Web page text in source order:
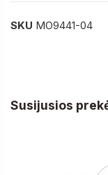
SKU MO9441-04
Susijusios